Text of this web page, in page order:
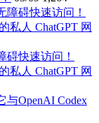
碍快速访问！
私人 ChatGPT 网